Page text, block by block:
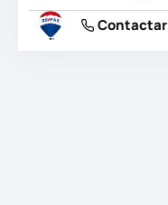
Contactar